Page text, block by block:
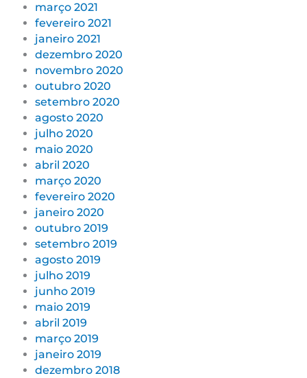
março 2021
fevereiro 2021
janeiro 2021
dezembro 2020
novembro 2020
outubro 2020
setembro 2020
agosto 2020
julho 2020
maio 2020
abril 2020
março 2020
fevereiro 2020
janeiro 2020
outubro 2019
setembro 2019
agosto 2019
julho 2019
junho 2019
maio 2019
abril 2019
março 2019
janeiro 2019
dezembro 2018